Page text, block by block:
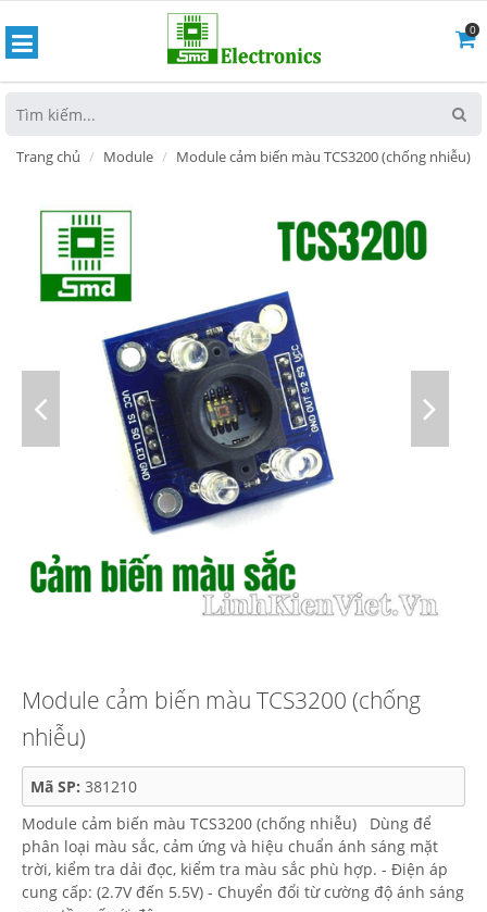
0
Trang chủ Module Module cảm biến màu TCS3200 (chống nhiễu)
Module cảm biến màu TCS3200 (chống
nhiễu)
Mã SP: 381210
Module cảm biến màu TCS3200 (chống nhiễu) Dùng để
phân loại màu sắc, cảm ứng và hiệu chuẩn ánh sáng mặt
trời, kiểm tra dải đọc, kiểm tra màu sắc phù hợp. - Điện áp
cung cấp: (2.7V đến 5.5V) - Chuyển đổi từ cường độ ánh sáng